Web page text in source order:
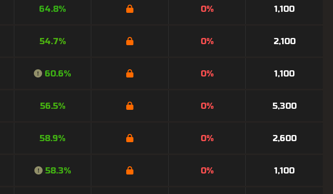
64.8% 0% 1,100
54.7% 0% 2,100
60.6% 0% 1,100
56.5% 0% 5,300
58.9% 0% 2,600
58.3% 0% 1,100